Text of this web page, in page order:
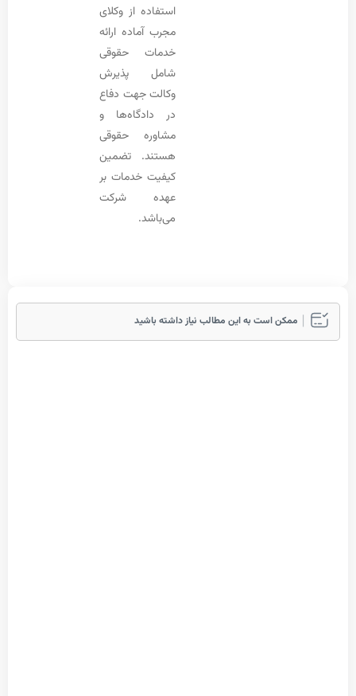
استفاده از وکلای
مجرب آماده ارائه
خدمات حقوقی
شامل پذیرش
وکالت جهت دفاع
در دادگاه‌ها و
مشاوره حقوقی
هستند. تضمین
کیفیت خدمات بر
عهده شرکت
است به این مطالب نیاز داشته باشید